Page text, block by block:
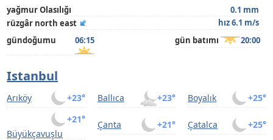
yağmur Olasılığı
0.1 mm
rüzgâr north east
hız 6.1 m/s
gündoğumu
06:15 gün batımı 20:00
Istanbul
+23°
Arıköy +23°
Ballıca +25°
Boyalık
+21°
Büyükçavuşlu
+21°
Çanta +25°
Çatalca